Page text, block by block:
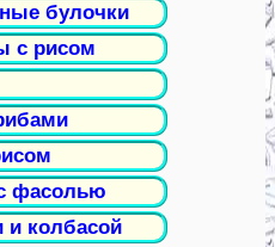
булочки
с рисом
фасолью
и колбасой